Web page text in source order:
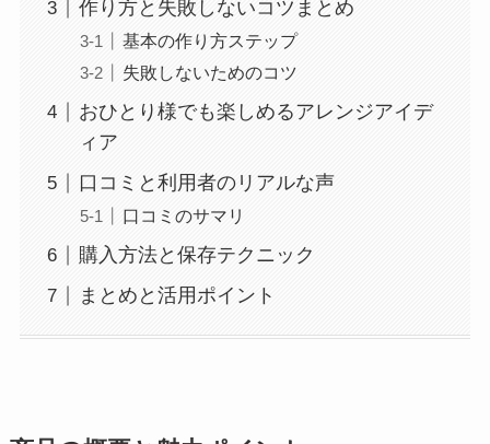
作り方と失敗しないコツまとめ
基本の作り方ステップ
失敗しないためのコツ
おひとり様でも楽しめるアレンジアイデ
ィア
口コミと利用者のリアルな声
口コミのサマリ
購入方法と保存テクニック
まとめと活用ポイント